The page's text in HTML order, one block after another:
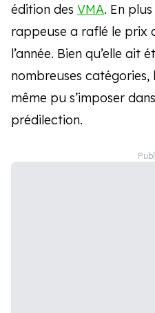
édition des VMA. En
rappeuse a raflé le prix
l’année. Bien qu’elle ait
nombreuses
même pu s’imposer
prédilection.